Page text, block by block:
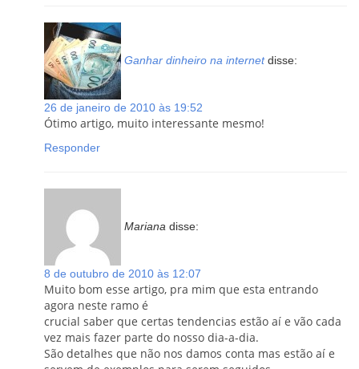
Ganhar dinheiro na internet disse:
26 de janeiro de 2010 às 19:52
Ótimo artigo, muito interessante mesmo!
Responder
Mariana disse:
8 de outubro de 2010 às 12:07
Muito bom esse artigo, pra mim que esta entrando
agora neste ramo é
crucial saber que certas tendencias estão aí e vão cada
vez mais fazer parte do nosso dia-a-dia.
São detalhes que não nos damos conta mas estão aí e